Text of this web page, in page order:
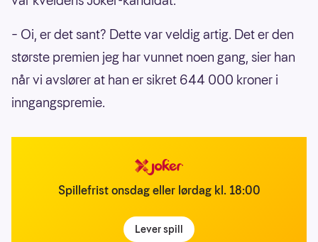
– Oi, er det sant? Dette var veldig artig. Det er den
største premien jeg har vunnet noen gang, sier han
når vi avslører at han er sikret 644 000 kroner i
inngangspremie.
Spillefrist onsdag eller lørdag kl. 18:00
Lever spill